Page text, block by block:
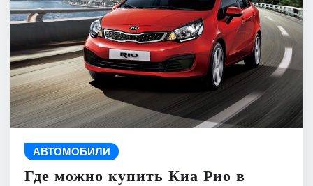
АВТОМОБИЛИ
Где можно купить Киа Рио в